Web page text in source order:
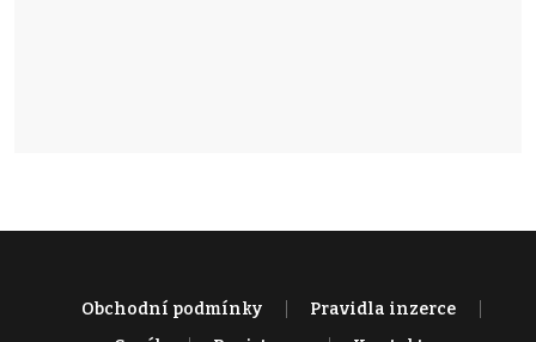
Obchodní podmínky
Pravidla inzerce